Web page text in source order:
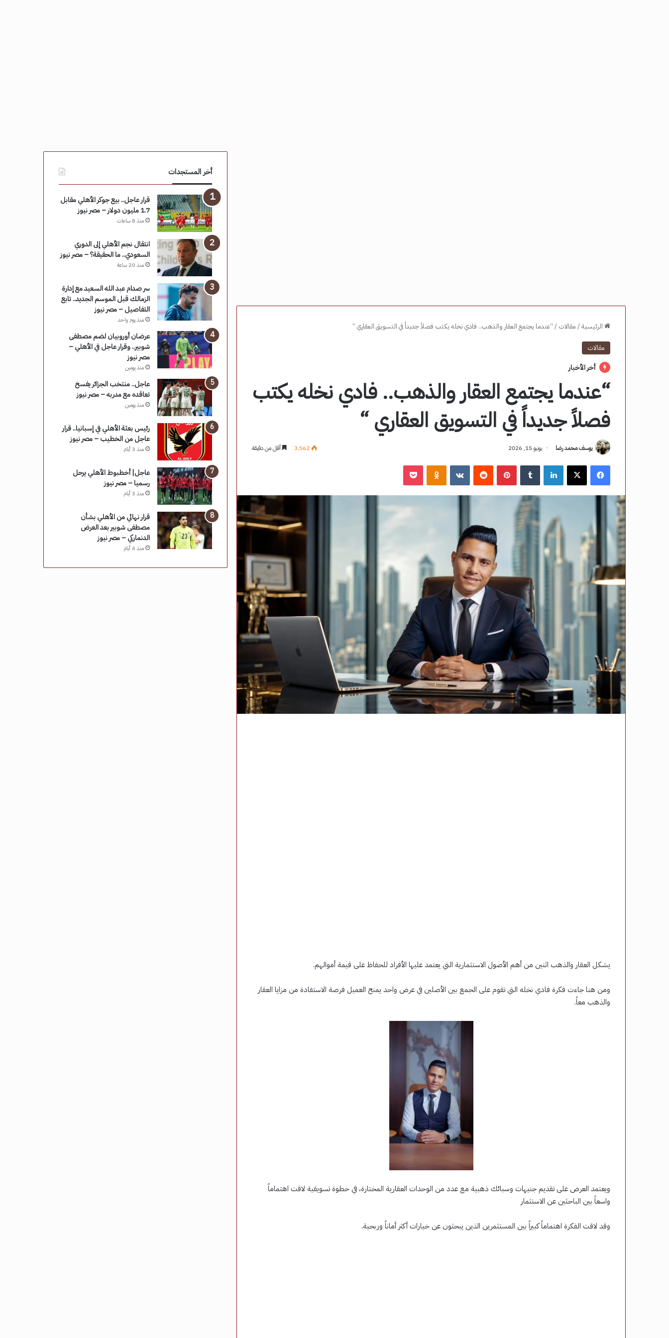
الرئيسية/ مقالات / “عندما يجتمع العقار والذهب.. فادي نخله يكتب فصلاً جديداً في التسويق العقاري “
مقالات
أخر الأخبار
“عندما يجتمع العقار والذهب.. فادي نخله يكتب
فصلاً جديداً في التسويق العقاري “
يوسف محمد رضا يونيو 15, 2026 3٬562 أقل من دقيقة
فيسبوك ‫X لينكدإن بينتيريست ‏VKontakte
يشكل العقار والذهب اثنين من أهم الأصول الاستثمارية التي يعتمد عليها الأفراد للحفاظ على قيمة أموالهم.
ومن هنا جاءت فكرة فادي نخله التي تقوم على الجمع بين الأصلين في عرض واحد يمنح العميل فرصة الاستفادة من مزايا العقار
والذهب معاً.
ويعتمد العرض على تقديم جنيهات وسبائك ذهبية مع عدد من الوحدات العقارية المختارة، في خطوة تسويقية لاقت اهتماماً
واسعاً بين الباحثين عن الاستثمار
وقد لاقت الفكرة اهتماماً كبيراً بين المستثمرين الذين يبحثون عن خيارات أكثر أماناً وربحية.
أخر المستجدات
قرار عاجل.. بيع جوكر الأهلي مقابل
1.7 مليون دولار – مصر نيوز
منذ 8 ساعات
انتقال نجم الأهلي إلى الدوري
السعودي.. ما الحقيقة؟ – مصر نيوز
منذ 20 ساعة
سر صدام عبد الله السعيد مع إدارة
الزمالك قبل الموسم الجديد.. تابع
التفاصيل – مصر نيوز
منذ يوم واحد
عرضان أوروبيان لضم مصطفى
شوبير.. وقرار عاجل في الأهلي –
مصر نيوز
منذ يومين
عاجل.. منتخب الجزائر يفسخ
تعاقده مع مدربه – مصر نيوز
منذ يومين
رئيس بعثة الأهلي في إسبانيا.. قرار
عاجل من الخطيب – مصر نيوز
منذ 3 أيام
عاجل| أخطبوط الأهلي يرحل
رسميا – مصر نيوز
منذ 3 أيام
قرار نهائي من الأهلي بشأن
مصطفى شوبير بعد العرض
الدنماركي – مصر نيوز
منذ 4 أيام